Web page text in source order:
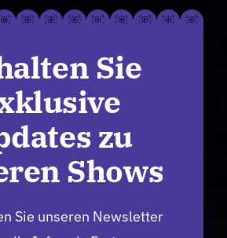
Sie
zu
Shows
Sie unseren Newsletter